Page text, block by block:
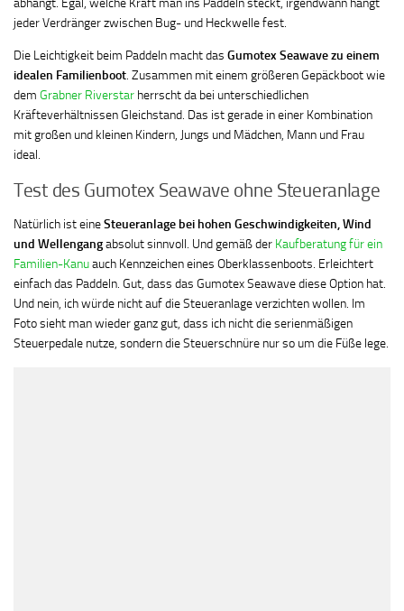
abhängt. Egal, welche Kraft man ins Paddeln steckt, irgendwann hängt
jeder Verdränger zwischen Bug- und Heckwelle fest.
Die Leichtigkeit beim Paddeln macht das Gumotex Seawave zu einem
idealen Familienboot. Zusammen mit einem größeren Gepäckboot wie
dem Grabner Riverstar herrscht da bei unterschiedlichen
Kräfteverhältnissen Gleichstand. Das ist gerade in einer Kombination
mit großen und kleinen Kindern, Jungs und Mädchen, Mann und Frau
ideal.
Test des Gumotex Seawave ohne Steueranlage
Natürlich ist eineSteueranlage bei hohen Geschwindigkeiten, Wind
und Wellengangabsolut sinnvoll. Und gemäß der Kaufberatung für ein
Familien-Kanuauch Kennzeichen eines Oberklassenboots. Erleichtert
einfach das Paddeln. Gut, dass das Gumotex Seawave diese Option hat.
Und nein, ich würde nicht auf die Steueranlage verzichten wollen. Im
Foto sieht man wieder ganz gut, dass ich nicht die serienmäßigen
Steuerpedale nutze, sondern die Steuerschnüre nur so um die Füße lege.